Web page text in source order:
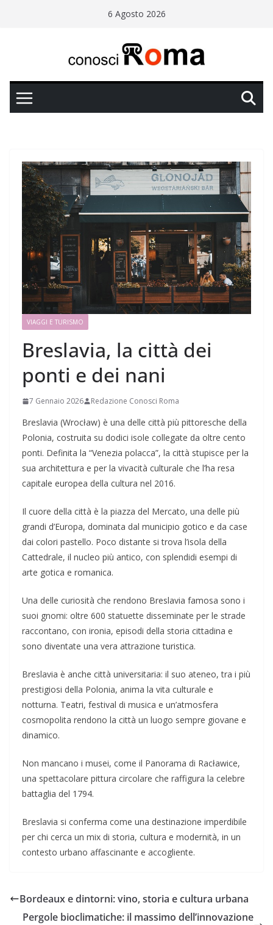
6 Agosto 2026
VIAGGI E TURISMO
Breslavia, la città dei
ponti e dei nani
7 Gennaio 2026 Redazione Conosci Roma
Breslavia (Wrocław) è una delle città più pittoresche della
Polonia, costruita su dodici isole collegate da oltre cento
ponti. Definita la “Venezia polacca”, la città stupisce per la
sua architettura e per la vivacità culturale che l’ha resa
capitale europea della cultura nel 2016.
Il cuore della città è la piazza del Mercato, una delle più
grandi d’Europa, dominata dal municipio gotico e da case
dai colori pastello. Poco distante si trova l’isola della
Cattedrale, il nucleo più antico, con splendidi esempi di
arte gotica e romanica.
Una delle curiosità che rendono Breslavia famosa sono i
suoi gnomi: oltre 600 statuette disseminate per le strade
raccontano, con ironia, episodi della storia cittadina e
sono diventate una vera attrazione turistica.
Breslavia è anche città universitaria: il suo ateneo, tra i più
prestigiosi della Polonia, anima la vita culturale e
notturna. Teatri, festival di musica e un’atmosfera
cosmopolita rendono la città un luogo sempre giovane e
dinamico.
Non mancano i musei, come il Panorama di Racławice,
una spettacolare pittura circolare che raffigura la celebre
battaglia del 1794.
Breslavia si conferma come una destinazione imperdibile
per chi cerca un mix di storia, cultura e modernità, in un
contesto urbano affascinante e accogliente.
Bordeaux e dintorni: vino, storia e cultura urbana
Pergole bioclimatiche: il massimo dell’innovazione